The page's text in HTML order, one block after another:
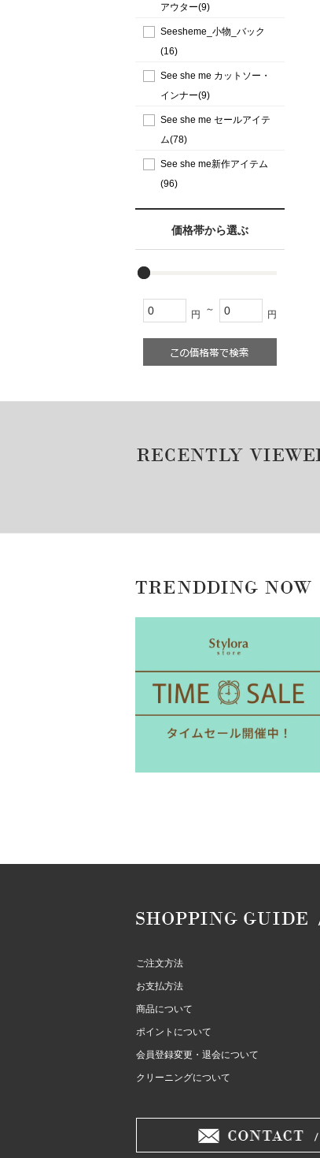
アウター(9)
Seesheme_小物_バック
(16)
See she me カットソー・
インナー(9)
See she me セールアイテ
ム(78)
See she me新作アイテム
(96)
価格帯から選ぶ
円 ～ 円
ご注文方法
お支払方法
商品について
ポイントについて
会員登録変更・退会について
クリーニングについて